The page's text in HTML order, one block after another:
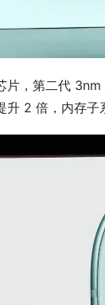
片，第二代
2 倍，内存子